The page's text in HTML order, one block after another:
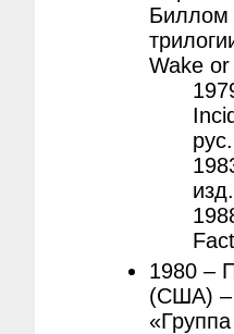
Биллом
Wake
1980 –
(США) –